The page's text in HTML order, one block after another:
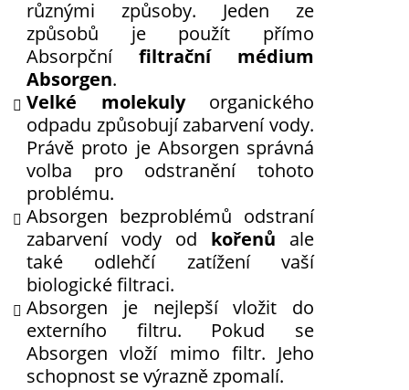
různými způsoby. Jeden ze
způsobů je použít přímo
Absorpčnífiltrační médium
Absorgen.
Velké molekulyorganického
odpadu způsobují zabarvení vody.
Právě proto je Absorgen správná
volba pro odstranění tohoto
problému.
Absorgen bezproblémů odstraní
zabarvení vody od kořenů ale
také odlehčí zatížení vaší
biologické filtraci.
Absorgen je nejlepší vložit do
externího filtru. Pokud se
Absorgen vloží mimo filtr. Jeho
schopnost se výrazně zpomalí.